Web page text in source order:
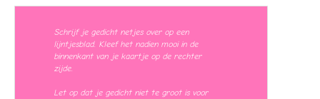
Schrijf je gedicht netjes over op een
lijntjesblad. Kleef het nadien mooi in de
binnenkant van je kaartje op de rechter
zijde.
Let op dat je gedicht niet te groot is voor